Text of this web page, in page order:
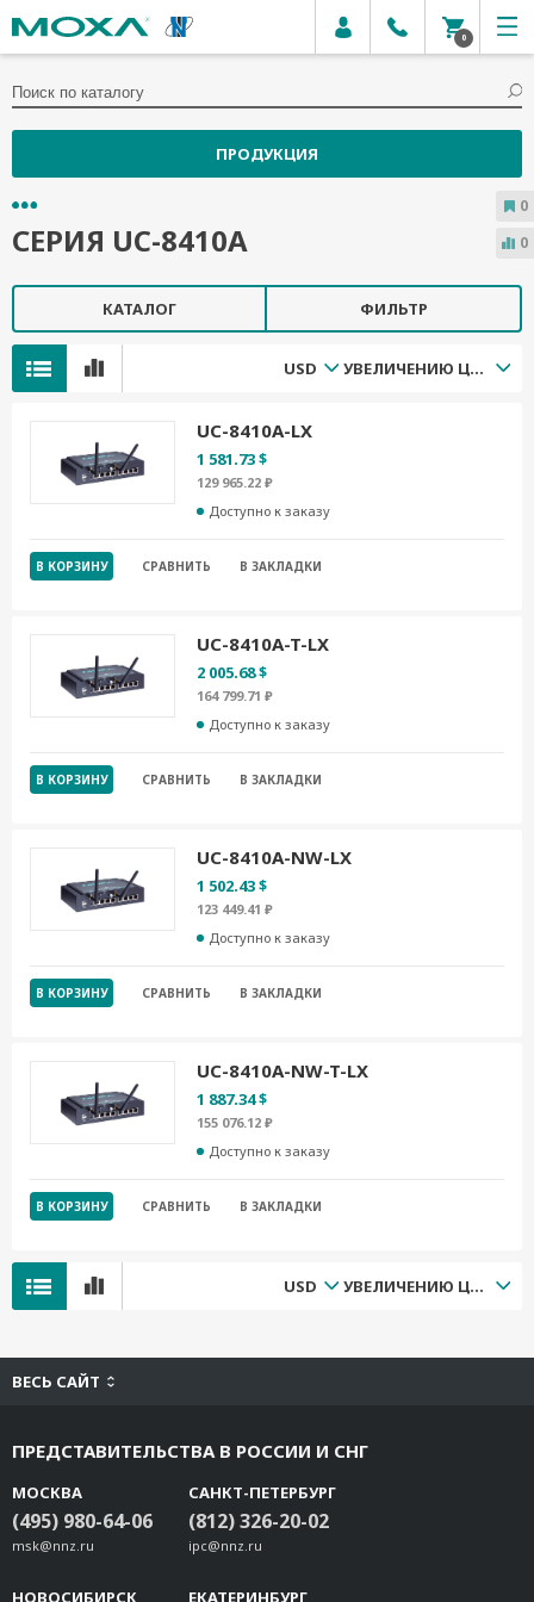
0
ПРОДУКЦИЯ
СЕРИЯ UC-8410A
КАТАЛОГ ФИЛЬТР
USD УВЕЛИЧЕНИЮ ЦЕНЫ
UC-8410A-LX
1 581.73 $
129 965.22 ₽
Доступно к заказу
В КОРЗИНУ СРАВНИТЬ В ЗАКЛАДКИ
UC-8410A-T-LX
2 005.68 $
164 799.71 ₽
Доступно к заказу
В КОРЗИНУ СРАВНИТЬ В ЗАКЛАДКИ
UC-8410A-NW-LX
1 502.43 $
123 449.41 ₽
Доступно к заказу
В КОРЗИНУ СРАВНИТЬ В ЗАКЛАДКИ
UC-8410A-NW-T-LX
1 887.34 $
155 076.12 ₽
Доступно к заказу
В КОРЗИНУ СРАВНИТЬ В ЗАКЛАДКИ
USD УВЕЛИЧЕНИЮ ЦЕНЫ
ВЕСЬ САЙТ
ПРЕДСТАВИТЕЛЬСТВА В РОССИИ И СНГ
МОСКВА
(495) 980-64-06
msk@nnz.ru
САНКТ-ПЕТЕРБУРГ
(812) 326-20-02
ipc@nnz.ru
НОВОСИБИРСК ЕКАТЕРИНБУРГ
0
0